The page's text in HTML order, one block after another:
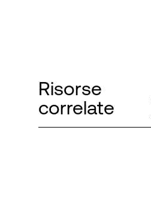
Risorse
correlate